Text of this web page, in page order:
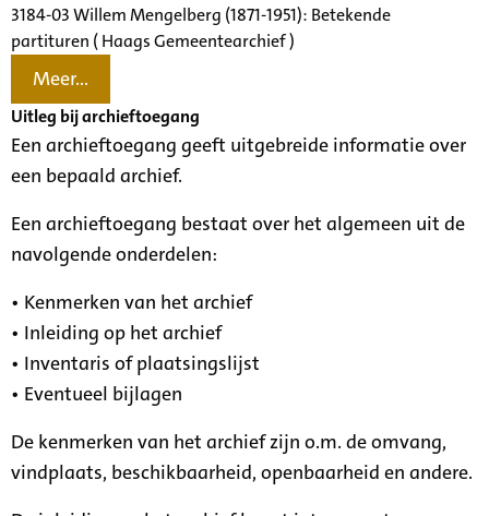
3184-03 Willem Mengelberg (1871-1951): Betekende
partituren ( Haags Gemeentearchief )
Meer...
Uitleg bij archieftoegang
Een archieftoegang geeft uitgebreide informatie over
een bepaald archief.
Een archieftoegang bestaat over het algemeen uit de
navolgende onderdelen:
• Kenmerken van het archief
• Inleiding op het archief
• Inventaris of plaatsingslijst
• Eventueel bijlagen
De kenmerken van het archief zijn o.m. de omvang,
vindplaats, beschikbaarheid, openbaarheid en andere.